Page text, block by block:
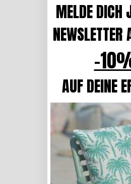
MELDE DICH
NEWSLETTER
-
AUF DEINE